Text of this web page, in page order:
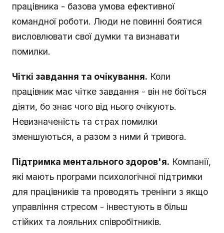
працівника - базова умова ефективної
командної роботи. Люди не повинні боятися
висловлювати свої думки та визнавати
помилки.
Чіткі завдання та очікування. Коли
працівник має чітке завдання - він не боїться
діяти, бо знає чого від нього очікують.
Невизначеність та страх помилки
зменшуються, а разом з ними й тривога.
Підтримка ментального здоров'я. Компанії,
які мають програми психологічної підтримки
для працівників та проводять тренінги з якщо
управління стресом - інвестують в більш
стійких та лояльних співробітників.